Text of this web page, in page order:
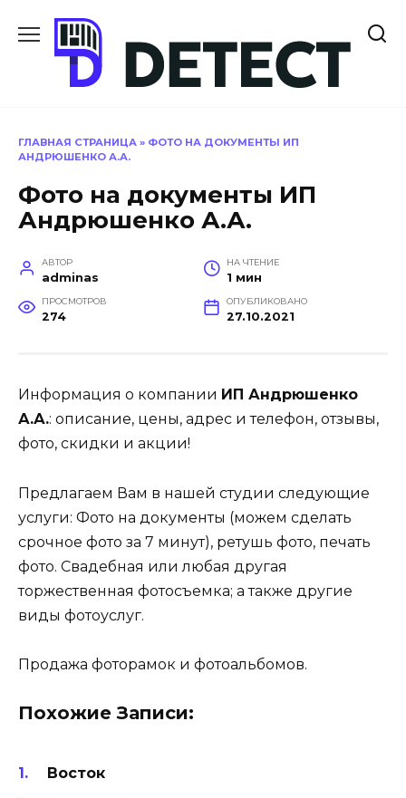
содержанию
ГЛАВНАЯ СТРАНИЦА » ФОТО НА ДОКУМЕНТЫ ИП
АНДРЮШЕНКО А.А.
Фото на документы ИП
Андрюшенко А.А.
АВТОР
adminas
НА ЧТЕНИЕ
1 мин
ПРОСМОТРОВ
274
ОПУБЛИКОВАНО
27.10.2021
Информация о компании ИП Андрюшенко
А.А.: описание, цены, адрес и телефон, отзывы,
фото, скидки и акции!
Предлагаем Вам в нашей студии следующие
услуги: Фото на документы (можем сделать
срочное фото за 7 минут), ретушь фото, печать
фото. Свадебная или любая другая
торжественная фотосъемка; а также другие
виды фотоуслуг.
Продажа фоторамок и фотоальбомов.
Похожие Записи:
Восток